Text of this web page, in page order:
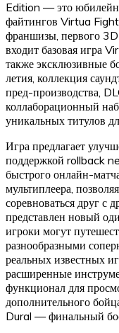
Edition — это
файтингов Virtua
франшизы, первого
входит базовая игра
также эксклюзивные
летия, коллекция
пред-производства,
коллаборационный
уникальных титулов
Игра предлагает
поддержкой rollback
быстрого онлайн-
мультиплеера,
соревноваться друг с
представлен новый
игроки могут
разнообразными
реальных известных
расширенные
функционал для
дополнительного
Dural — финальный